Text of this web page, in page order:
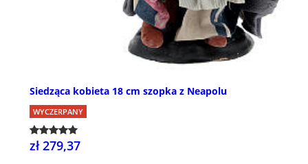
Siedząca kobieta 18 cm szopka z Neapolu
WYCZERPANY
zł 279,37